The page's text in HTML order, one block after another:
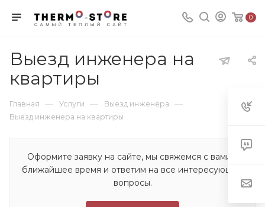
0
Выезд инженера на
квартиры
Главная — Услуги — Выезд инженера —
Выезд инженера на квартиры
Оформите заявку на сайте, мы свяжемся с вами в
ближайшее время и ответим на все интересующие
вопросы.